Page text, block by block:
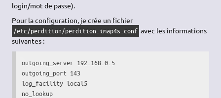
login/mot de passe).
Pour la configuration, je crée un fichier
/etc/perdition/perdition.imap4s.conf avec les informations
suivantes :
outgoing_server 192.168.0.5
outgoing_port 143
log_facility local5
no_lookup